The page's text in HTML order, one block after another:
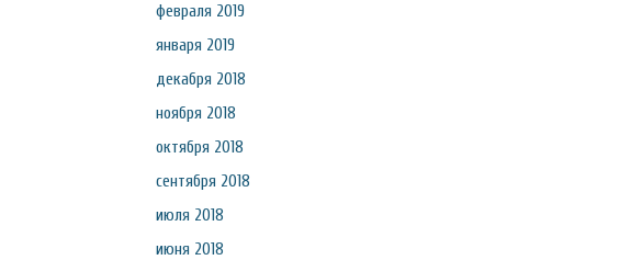
февраля 2019
января 2019
декабря 2018
ноября 2018
октября 2018
сентября 2018
июля 2018
июня 2018